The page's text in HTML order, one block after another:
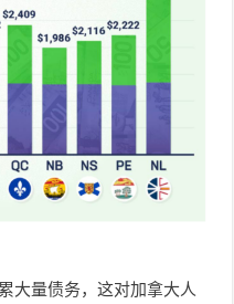
大量债务，这对加拿大人